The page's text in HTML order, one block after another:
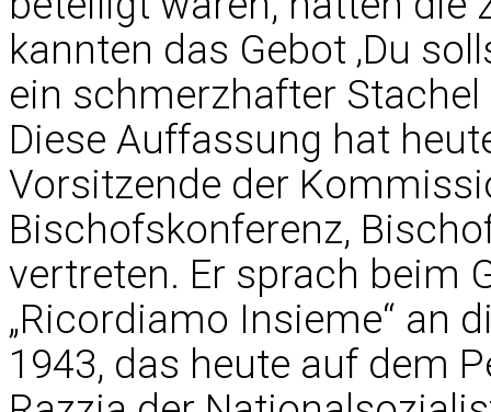
kannten das Gebot ‚Du
ein schmerzhafter
Diese Auffassung hat
Vorsitzende der
Bischofskonferenz,
vertreten. Er sprach beim
„Ricordiamo Insieme“ an
1943, das heute auf dem